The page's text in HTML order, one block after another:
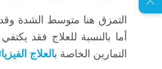
أما بالنسبة للعلاج فقد
التمارين الخاصة بالعلاج
ل
ا
س
ت
ش
ا
ر
ة
م
ج
ا
ن
ي
ة